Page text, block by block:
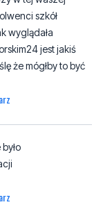
w tej waszej
szkół
wyglądała
jest jakiś